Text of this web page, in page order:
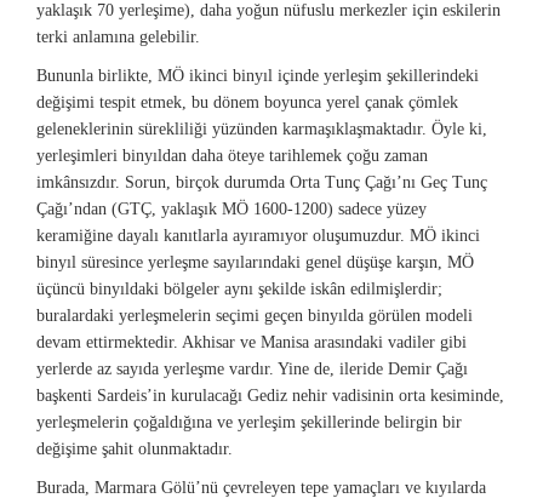
yaklaşık 70 yerleşime), daha yoğun nüfuslu merkezler için eskilerin
terki anlamına gelebilir.
Bununla birlikte, MÖ ikinci binyıl içinde yerleşim şekillerindeki
değişimi tespit etmek, bu dönem boyunca yerel çanak çömlek
geleneklerinin sürekliliği yüzünden karmaşıklaşmaktadır. Öyle ki,
yerleşimleri binyıldan daha öteye tarihlemek çoğu zaman
imkânsızdır. Sorun, birçok durumda Orta Tunç Çağı’nı Geç Tunç
Çağı’ndan (GTÇ, yaklaşık MÖ 1600-1200) sadece yüzey
keramiğine dayalı kanıtlarla ayıramıyor oluşumuzdur. MÖ ikinci
binyıl süresince yerleşme sayılarındaki genel düşüşe karşın, MÖ
üçüncü binyıldaki bölgeler aynı şekilde iskân edilmişlerdir;
buralardaki yerleşmelerin seçimi geçen binyılda görülen modeli
devam ettirmektedir. Akhisar ve Manisa arasındaki vadiler gibi
yerlerde az sayıda yerleşme vardır. Yine de, ileride Demir Çağı
başkenti Sardeis’in kurulacağı Gediz nehir vadisinin orta kesiminde,
yerleşmelerin çoğaldığına ve yerleşim şekillerinde belirgin bir
değişime şahit olunmaktadır.
Burada, Marmara Gölü’nü çevreleyen tepe yamaçları ve kıyılarda